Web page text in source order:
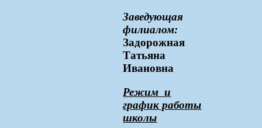
Заведующая
филиалом:
Задорожная
Татьяна
Ивановна
Режим и
график работы
школы